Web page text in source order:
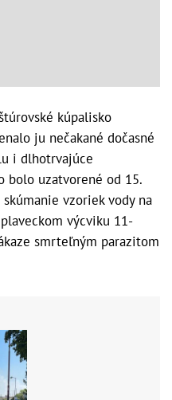
kúpalisko
ju nečakané dočasné
i dlhotrvajúce
bolo uzatvorené od 15.
vzoriek vody na
výcviku 11-
smrteľným parazitom